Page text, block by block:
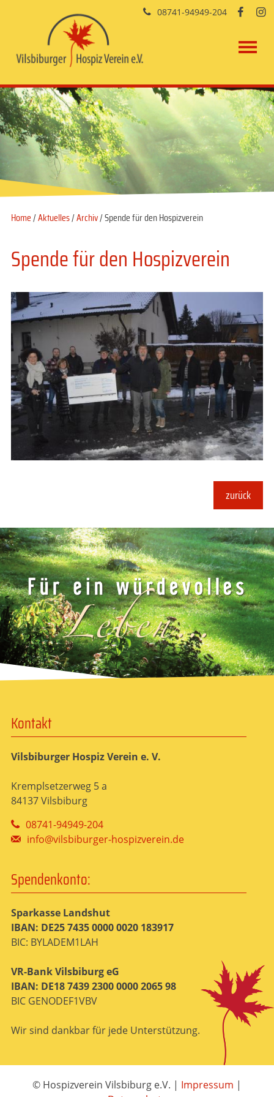
Home/Aktuelles/Archiv/ Spende für den Hospizverein
Spende für den Hospizverein
zurück
Kontakt
Vilsbiburger Hospiz Verein e. V.
Kremplsetzerweg 5 a
84137 Vilsbiburg
08741-94949-204
info@vilsbiburger-hospizverein.de
08741-94949-204  
Spendenkonto:
Sparkasse Landshut
IBAN: DE25 7435 0000 0020 183917
BIC: BYLADEM1LAH
VR-Bank Vilsbiburg eG
IBAN: DE18 7439 2300 0000 2065 98
BIC GENODEF1VBV
Wir sind dankbar für jede Unterstützung.
© Hospizverein Vilsbiburg e.V. | Impressum |